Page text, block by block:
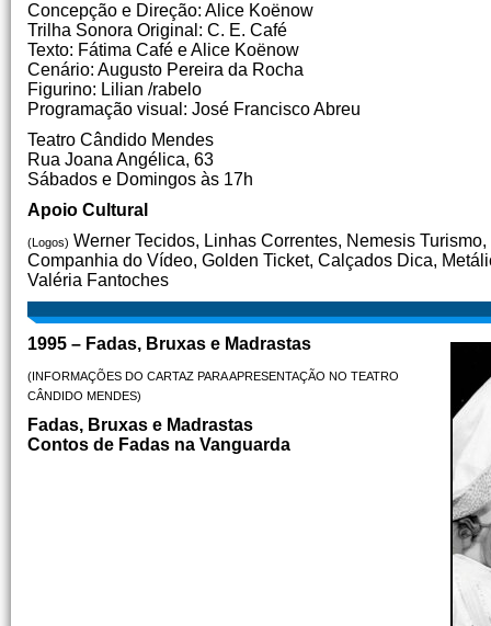
Concepção e Direção: Alice Koënow
Trilha Sonora Original: C. E. Café
Texto: Fátima Café e Alice Koënow
Cenário: Augusto Pereira da Rocha
Figurino: Lilian /rabelo
Programação visual: José Francisco Abreu
Teatro Cândido Mendes
Rua Joana Angélica, 63
Sábados e Domingos às 17h
Apoio Cultural
(Logos) Werner Tecidos, Linhas Correntes, Nemesis
Companhia do Vídeo, Golden Ticket, Calçados Dica,
Valéria Fantoches
1995 – Fadas, Bruxas e Madrastas
(INFORMAÇÕES DO CARTAZ PARA APRESENTAÇÃO NO TEATRO
CÂNDIDO MENDES)
Fadas, Bruxas e Madrastas
Contos de Fadas na Vanguarda